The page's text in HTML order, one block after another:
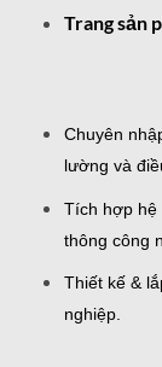
Trang sản
Chuyên
lường và
Tích hợp hệ
thông công
Thiết kế &
nghiệp.